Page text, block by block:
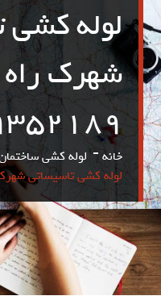
لوله کشی
شهرک
خانه
لوله کشی
لوله کشی تاسیساتی شهرک راه